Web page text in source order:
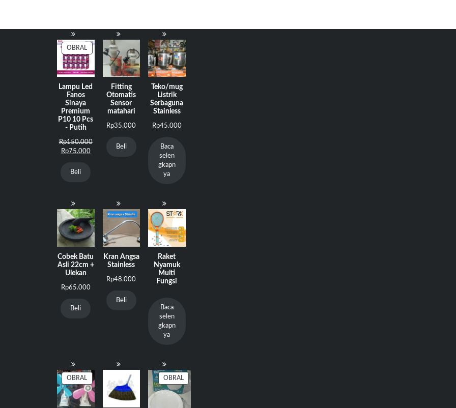
OBRAL PRODUK
DENGAN
DISKON
Lampu Led
Fanos
Sinaya
Premium
P10 10 Pcs
- Putih
Rp150.000Harga
Rp75.000Harga
Beli
Fitting
Otomatis
Sensor
matahari
Rp35.000
Beli
Teko/mug
Listrik
Serbaguna
Stainless
Rp45.000
Baca
selen
gkapn
ya
Cobek Batu
Asli 22cm +
Ulekan
Rp65.000
Beli
Kran Angsa
Stainless
Rp48.000
Beli
Raket
Nyamuk
Multi
Fungsi
Baca
selen
gkapn
ya
OBRAL PRODUK
DENGAN
DISKON
OBRAL
DENGAN
DISKON